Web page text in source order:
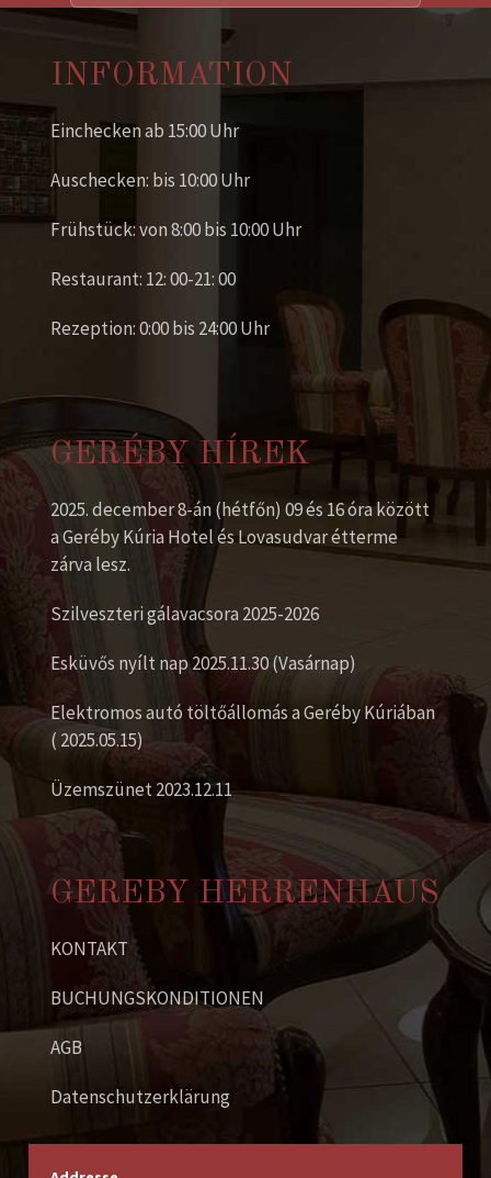
INFORMATION
Einchecken ab 15:00 Uhr
Auschecken: bis 10:00 Uhr
Frühstück: von 8:00 bis 10:00 Uhr
Restaurant: 12: 00-21: 00
Rezeption: 0:00 bis 24:00 Uhr
GERÉBY HÍREK
2025. december 8-án (hétfőn) 09 és 16 óra között
a Geréby Kúria Hotel és Lovasudvar étterme
zárva lesz.
Szilveszteri gálavacsora 2025-2026
Esküvős nyílt nap 2025.11.30 (Vasárnap)
Elektromos autó töltőállomás a Geréby Kúriában
( 2025.05.15)
Üzemszünet 2023.12.11
GEREBY HERRENHAUS
KONTAKT
BUCHUNGSKONDITIONEN
AGB
Datenschutzerklärung